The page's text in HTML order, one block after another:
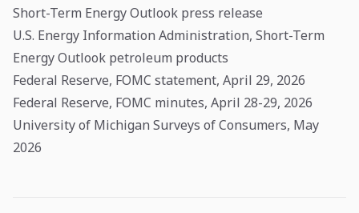
Short-Term Energy Outlook press release
U.S. Energy Information Administration, Short-Term
Energy Outlook petroleum products
Federal Reserve, FOMC statement, April 29, 2026
Federal Reserve, FOMC minutes, April 28-29, 2026
University of Michigan Surveys of Consumers, May
2026